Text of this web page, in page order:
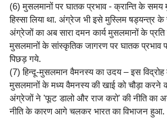
(6) मुसलमानों पर घातक प्रभाव - क्रान्ति के
हिस्सा लिया था. अंग्रेज भी इसे मुस्लिम
अंग्रेजों का अब सारा दमन कार्य मुसलमानों के
मुसलमानों के सांस्कृतिक जागरण पर घातक प्रभाव
पिछड़ गये.
(7) हिन्दू-मुसलमान वैमनस्य का उदय – इस
मुसलमानों के मध्य वैमनस्य की खाई को चौड़ा करने
अंग्रेजों ने 'फूट डालो और राज करो' की नीति का
नीति के कारण आगे चलकर भारत का विभाजन हुआ.